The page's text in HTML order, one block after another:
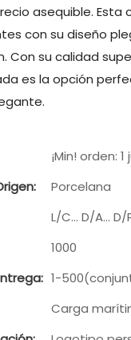
asequible.
con su diseño
Con su calidad
es la opción
¡Min! orden:
Porcelana
L/C... D/A...
1000
1-
Carga